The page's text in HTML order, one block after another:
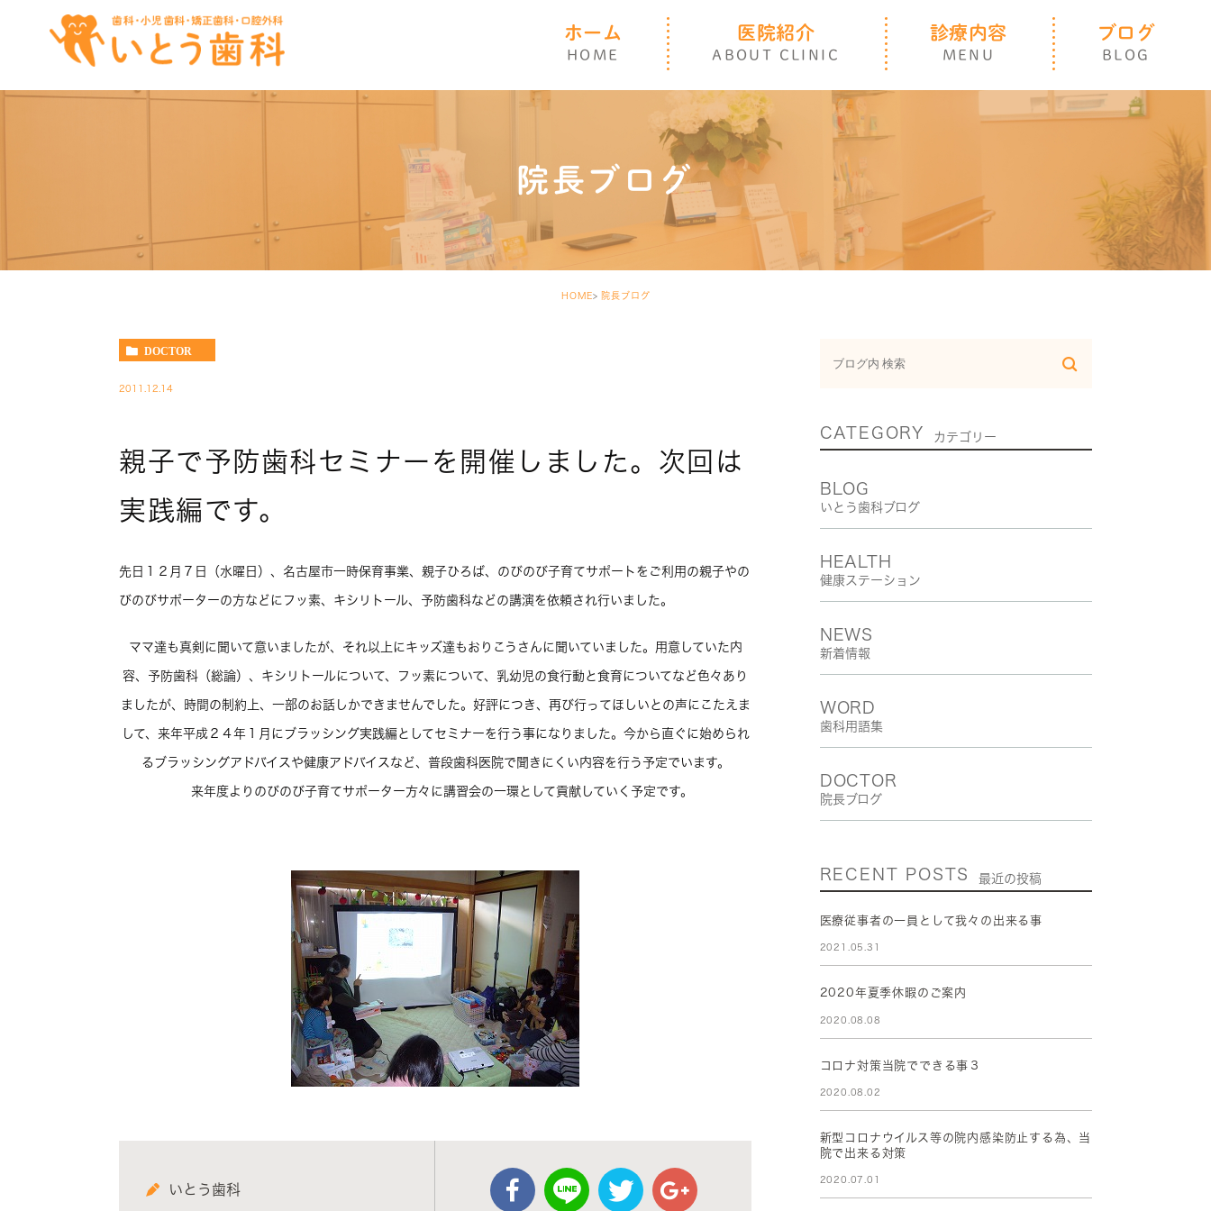
ホーム
HOME
医院紹介
ABOUT CLINIC
診療内容
MENU
ブログ
BLOG
院長ブログ
HOME 院長ブログ
DOCTOR
2011.12.14
親子で予防歯科セミナーを開催しました。次回は
実践編です。
先日１２月７日（水曜日）、名古屋市一時保育事業、親子ひろば、のびのび子育てサポートをご利用の親子やの
びのびサポーターの方などにフッ素、キシリトール、予防歯科などの講演を依頼され行いました。
ママ達も真剣に聞いて意いましたが、それ以上にキッズ達もおりこうさんに聞いていました。用意していた内
容、予防歯科（総論）、キシリトールについて、フッ素について、乳幼児の食行動と食育についてなど色々あり
ましたが、時間の制約上、一部のお話しかできませんでした。好評につき、再び行ってほしいとの声にこたえま
して、来年平成２４年１月にブラッシング実践編としてセミナーを行う事になりました。今から直ぐに始められ
るブラッシングアドバイスや健康アドバイスなど、普段歯科医院で聞きにくい内容を行う予定でいます。
来年度よりのびのび子育てサポーター方々に講習会の一環として貢献していく予定です。
いとう歯科
CATEGORY カテゴリー
BLOG
いとう歯科ブログ
HEALTH
健康ステーション
NEWS
新着情報
WORD
歯科用語集
DOCTOR
院長ブログ
RECENT POSTS 最近の投稿
医療従事者の一員として我々の出来る事
2021.05.31
2020年夏季休暇のご案内
2020.08.08
コロナ対策当院でできる事３
2020.08.02
新型コロナウイルス等の院内感染防止する為、当
院で出来る対策
2020.07.01